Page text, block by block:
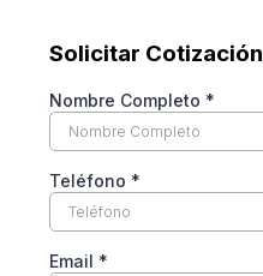
Solicitar Cotización
Nombre Completo *
Teléfono *
Email *